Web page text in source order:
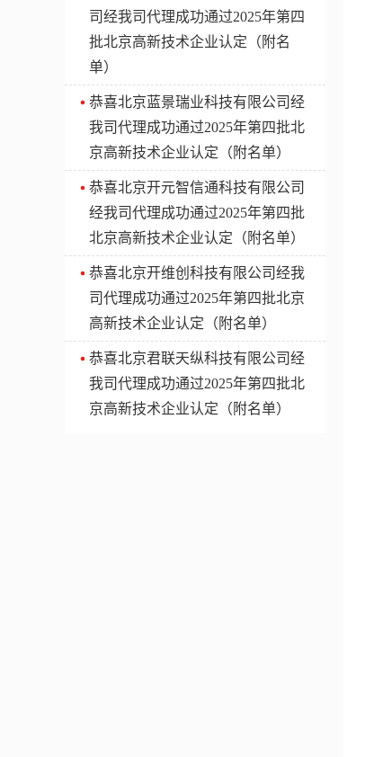
司经我司代理成功通过2025年第四
批北京高新技术企业认定（附名
单）
​恭喜北京蓝景瑞业科技有限公司经
我司代理成功通过2025年第四批北
京高新技术企业认定（附名单）
​恭喜北京开元智信通科技有限公司
经我司代理成功通过2025年第四批
北京高新技术企业认定（附名单）
​恭喜北京开维创科技有限公司经我
司代理成功通过2025年第四批北京
高新技术企业认定（附名单）
​恭喜北京君联天纵科技有限公司经
我司代理成功通过2025年第四批北
京高新技术企业认定（附名单）